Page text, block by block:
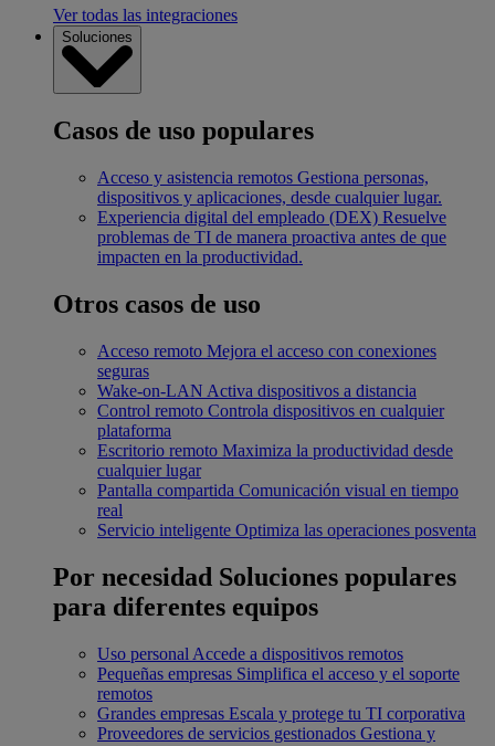
Ver todas las integraciones
Soluciones
Casos de uso populares
Acceso y asistencia remotos Gestiona personas,
dispositivos y aplicaciones, desde cualquier lugar.
Experiencia digital del empleado (DEX) Resuelve
problemas de TI de manera proactiva antes de que
impacten en la productividad.
Otros casos de uso
Acceso remoto Mejora el acceso con conexiones
seguras
Wake-on-LAN Activa dispositivos a distancia
Control remoto Controla dispositivos en cualquier
plataforma
Escritorio remoto Maximiza la productividad desde
cualquier lugar
Pantalla compartida Comunicación visual en tiempo
real
Servicio inteligente Optimiza las operaciones posventa
Por necesidad Soluciones populares
para diferentes equipos
Uso personal Accede a dispositivos remotos
Pequeñas empresas Simplifica el acceso y el soporte
remotos
Grandes empresas Escala y protege tu TI corporativa
Proveedores de servicios gestionados Gestiona y